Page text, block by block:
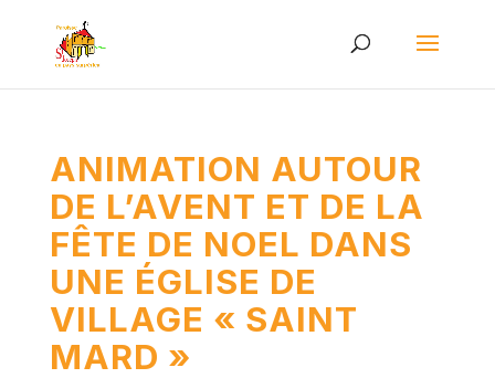
ANIMATION AUTOUR
DE L’AVENT ET DE LA
FÊTE DE NOEL DANS
UNE ÉGLISE DE
VILLAGE « SAINT
MARD »